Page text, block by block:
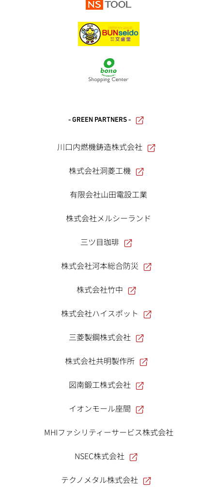
- GREEN PARTNERS -
川口内燃機鋳造株式会社
株式会社洞菱工機
有限会社山田電設工業
株式会社メルシーランド
三ツ目珈琲
株式会社河本総合防災
株式会社竹中
株式会社ハイスポット
三菱製鋼株式会社
株式会社共明製作所
図南鍛工株式会社
イオンモール座間
MHIファシリティーサービス株式会社
NSEC株式会社
テクノメタル株式会社